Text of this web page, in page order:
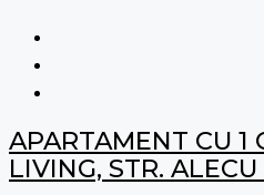
APARTAMENT CU 1
LIVING, STR.